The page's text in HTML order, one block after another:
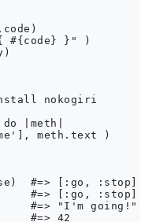
#{code} }" )
nokogiri
|meth|
meth.text )
#=> [:go, :stop]
#=> [:go, :stop]
"I'm going!"